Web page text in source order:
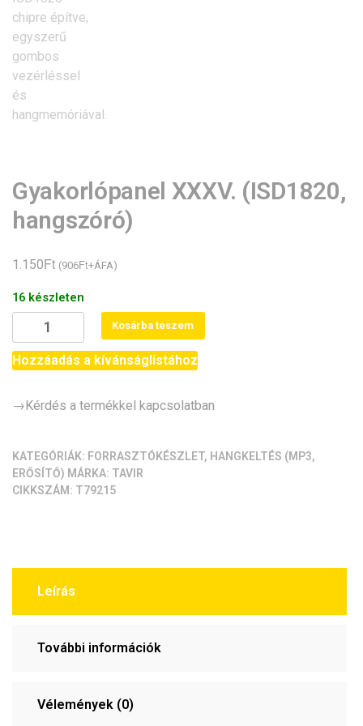
Gyakorlópanel XXXV. (ISD1820,
hangszóró)
1.150Ft (906Ft+ÁFA)
16 készleten
Gyakorlópanel
XXXV.
(ISD1820,
mennyiség
Kosárba teszem
Hozzáadás a kívánságlistához
→Kérdés a termékkel kapcsolatban
KATEGÓRIÁK: FORRASZTÓKÉSZLET, HANGKELTÉS (MP3,
ERŐSÍTŐ) MÁRKA: TAVIR
CIKKSZÁM: T79215
Leírás
További információk
Vélemények (0)